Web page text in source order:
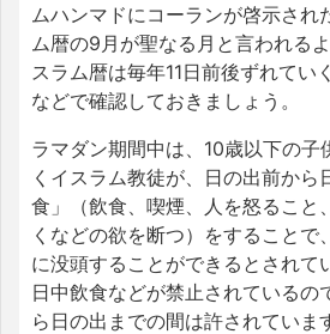
ムハンマドにコーランが啓示され
ム暦の9月が聖なる月と言われる
スラム暦は毎年11日前後ずれてい
などで確認しておきましょう。
ラマダン期間中は、10歳以下の子
くイスラム教徒が、日の出前から
食」（飲食、喫煙、人を怒ること
くなどの欲を断つ）をすることで
に没頭することができるとされて
日中飲食などが禁止されているの
ら日の出までの間は許されていま